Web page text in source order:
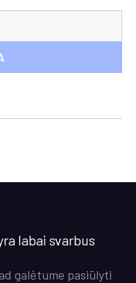
labai svarbus
galėtume pasiūlyti